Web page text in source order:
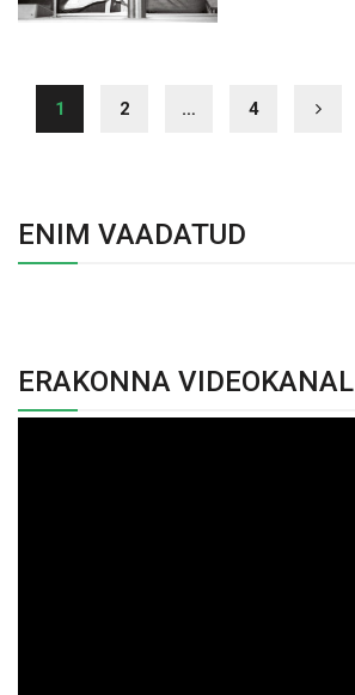
1 2 … 4
ENIM VAADATUD
ERAKONNA VIDEOKANAL